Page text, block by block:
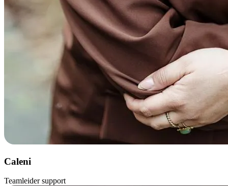
Caleni
Teamleider support